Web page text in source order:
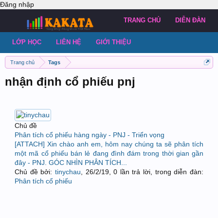
Đăng nhập
Trang chủ Tags
nhận định cổ phiếu pnj
Chủ đề
Phân tích cổ phiếu hàng ngày - PNJ - Triển vọng
[ATTACH] Xin chào anh em, hôm nay chúng ta sẽ phân tích
một mã cổ phiếu bán lẻ đang đình đám trong thời gian gần
đây - PNJ. GÓC NHÌN PHÂN TÍCH...
Chủ đề bởi: tinychau 26/2/19, 0 lần trả lời, trong diễn đàn:
Phân tích cổ phiếu
TRANG CHỦ DIỄN ĐÀN
LỚP HỌC LIÊN HỆ GIỚI THIỆU